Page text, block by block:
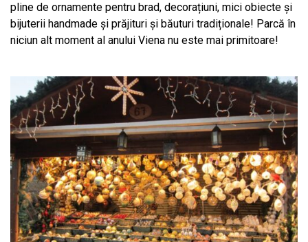
pline de ornamente pentru brad, decorațiuni, mici obiecte și
bijuterii handmade și prăjituri și băuturi tradiționale! Parcă în
niciun alt moment al anului Viena nu este mai primitoare!